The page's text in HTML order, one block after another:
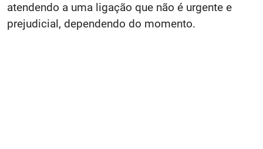
atendendo a uma ligação que não é urgente e
prejudicial, dependendo do momento.